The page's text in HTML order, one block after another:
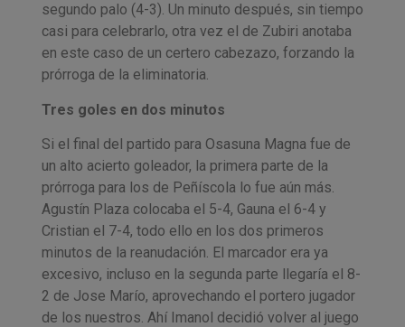
segundo palo (4-3). Un minuto después, sin tiempo
casi para celebrarlo, otra vez el de Zubiri anotaba
en este caso de un certero cabezazo, forzando la
prórroga de la eliminatoria.
Tres goles en dos minutos
Si el final del partido para Osasuna Magna fue de
un alto acierto goleador, la primera parte de la
prórroga para los de Peñíscola lo fue aún más.
Agustín Plaza colocaba el 5-4, Gauna el 6-4 y
Cristian el 7-4, todo ello en los dos primeros
minutos de la reanudación. El marcador era ya
excesivo, incluso en la segunda parte llegaría el 8-
2 de Jose Marío, aprovechando el portero jugador
de los nuestros. Ahí Imanol decidió volver al juego